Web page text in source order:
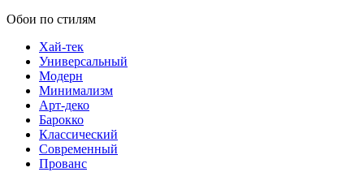
Обои по стилям
Хай-тек
Универсальный
Модерн
Минимализм
Арт-деко
Барокко
Классический
Современный
Прованс